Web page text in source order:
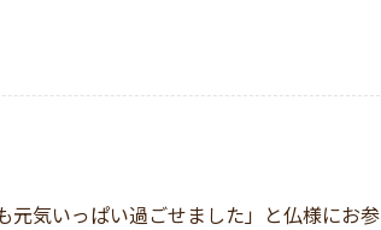
元気いっぱい過ごせました」と仏様にお参